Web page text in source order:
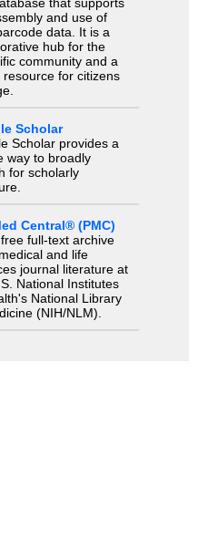
and use of
data. It is a
hub for the
community and a
resource for citizens
Scholar
Scholar provides a
way to broadly
for scholarly
Central® (PMC)
full-text archive
and life
journal literature at
National Institutes
National Library
(NIH/NLM).